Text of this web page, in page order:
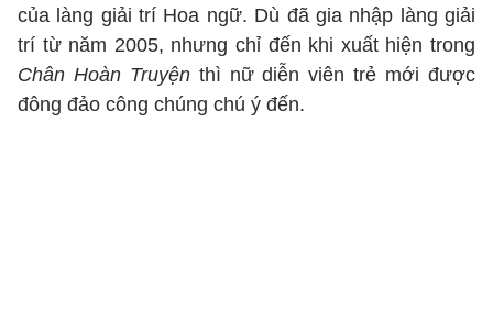
của làng giải trí Hoa ngữ. Dù đã gia nhập làng giải
trí từ năm 2005, nhưng chỉ đến khi xuất hiện trong
Chân Hoàn Truyệnthì nữ diễn viên trẻ mới được
đông đảo công chúng chú ý đến.